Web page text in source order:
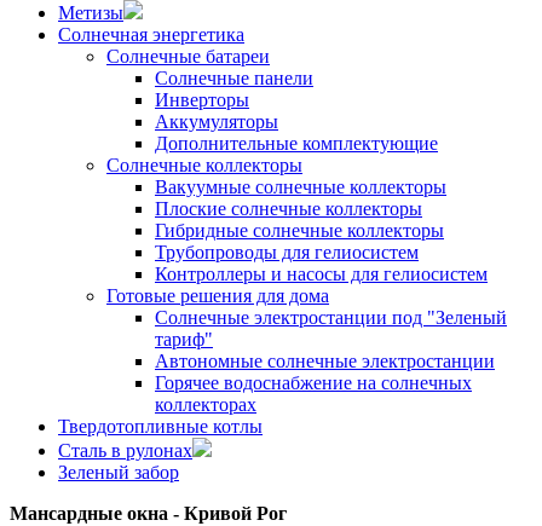
Метизы
Солнечная энергетика
Солнечные батареи
Солнечные панели
Инверторы
Аккумуляторы
Дополнительные комплектующие
Солнечные коллекторы
Вакуумные солнечные коллекторы
Плоские солнечные коллекторы
Гибридные солнечные коллекторы
Трубопроводы для гелиосистем
Контроллеры и насосы для гелиосистем
Готовые решения для дома
Солнечные электростанции под "Зеленый
тариф"
Автономные солнечные электростанции
Горячее водоснабжение на солнечных
коллекторах
Твердотопливные котлы
Сталь в рулонах
Зеленый забор
Мансардные окна - Кривой Рог